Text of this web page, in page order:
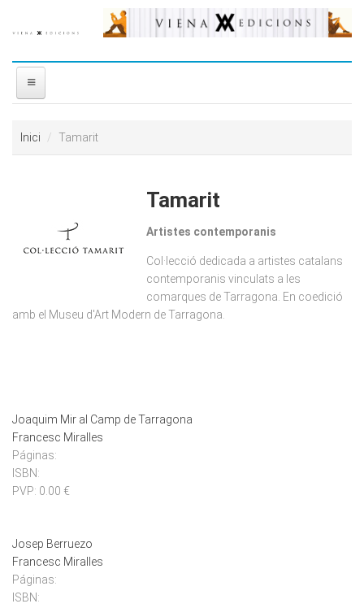
PREMIS
Inici Tamarit
Tamarit
Artistes contemporanis
Col·lecció dedicada a artistes catalans
contemporanis vinculats a les
comarques de Tarragona. En coedició
amb el Museu d'Art Modern de Tarragona.
Joaquim Mir al Camp de Tarragona
Francesc Miralles
Páginas:
ISBN:
PVP: 0.00 €
Josep Berruezo
Francesc Miralles
Páginas:
ISBN: